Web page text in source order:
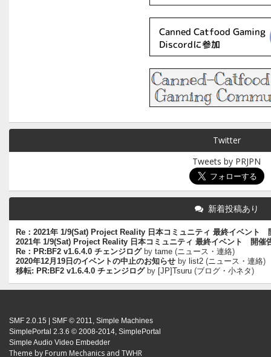
Twitter
Tweets by PRJPN
新着投稿あり
Re：2021年 1/9(Sat) Project Reality 日本コミュニティ 最終イベント
2021年 1/9(Sat) Project Reality 日本コミュニティ 最終イベント 開催
Re：PR:BF2 v1.6.4.0 チェンジログbytame (ニュース・連絡)
2020年12月19日のイベントの中止のお知らせ by list2 (ニュース・連絡)
移転: PR:BF2 v1.6.4.0 チェンジログby [JP]Tsuru (ブログ・小ネタ )
SMF 2.0.15 SMF © 2011, Simple Machines
SimplePortal 2.3.6 © 2008-2014, SimplePortal
Simple Audio Video Embedder
Theme by Forum Mechanics and TWHR